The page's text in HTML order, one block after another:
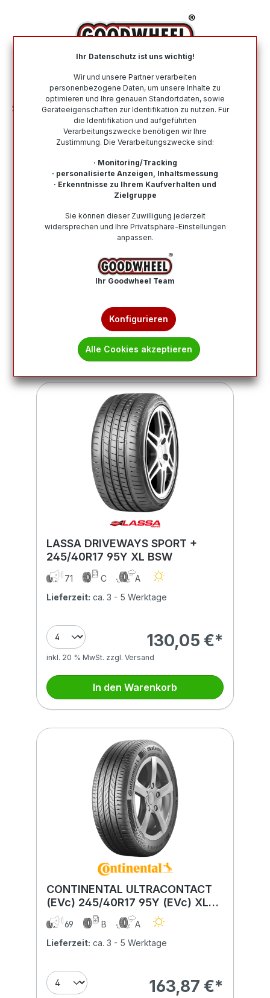
Sommerreifen Nach Größe 245 40 R17
Sommerreifen in der Größe 245 40
Bei Goodwheel finden Sie Sommerreifen renommierter
Top-Hersteller in der Größe 245 40 R17. Schneller
Reifenprofis & Kauf auf Rechnung möglich!
Wie finde ich meine Reifengröße?
2
LASSA DRIVEWAYS SPORT +
245/40R17 95Y XL BSW
71 C
A
Lieferzeit: ca. 3 - 5 Werktage
130,05 €*
inkl. 20 % MwSt. zzgl. Versand
In den Warenkorb
CONTINENTAL ULTRACONTACT
(EVc) 245/40R17 95Y (EVc) XL
FR BSW
69 B
A
Lieferzeit: ca. 3 - 5 Werktage
163,87 €*
Ihr Datenschutz ist uns wichtig!
Wir und unsere Partner verarbeiten
personenbezogene Daten, um unsere Inhalte zu
optimieren und Ihre genauen Standortdaten, sowie
Geräteeigenschaften zur Identifikation zu nutzen. Für
die Identifikation und aufgeführten
Verarbeitungszwecke benötigen wir Ihre
Zustimmung. Die Verarbeitungszwecke sind:
· Monitoring/Tracking
· personalisierte Anzeigen, Inhaltsmessung
· Erkenntnisse zu Ihrem Kaufverhalten und
Zielgruppe
Sie können dieser Zuwilligung jederzeit
widersprechen und Ihre Privatsphäre-Einstellungen
anpassen.
Ihr Goodwheel Team
Konfigurieren
Alle Cookies akzeptieren